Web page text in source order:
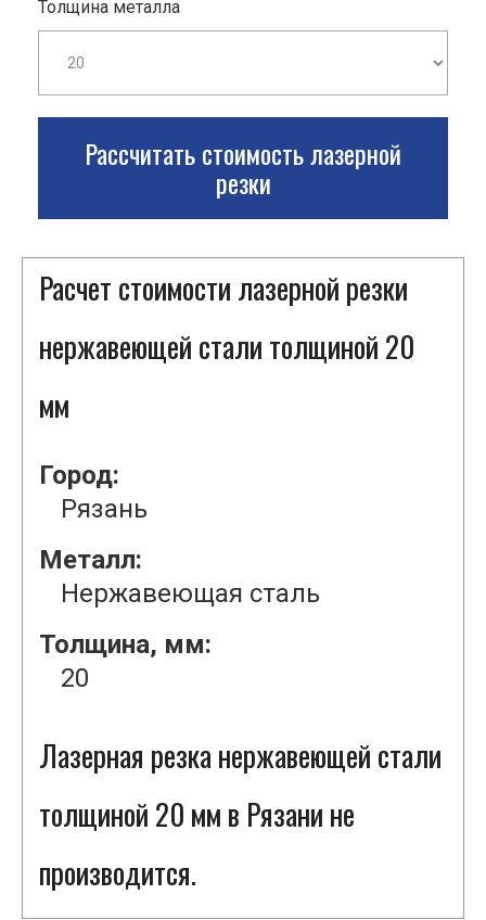
Толщина металла
Рассчитать стоимость лазерной
резки
Расчет стоимости лазерной резки
нержавеющей стали толщиной 20
мм
Город:
Рязань
Металл:
Нержавеющая сталь
Толщина, мм:
20
Лазерная резка нержавеющей стали
толщиной 20 мм в Рязани не
производится.